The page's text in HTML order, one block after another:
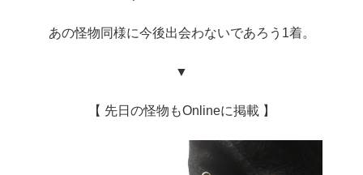
あの怪物同様に今後出会わないであろう1着。
▼
【 先日の怪物もOnlineに掲載 】